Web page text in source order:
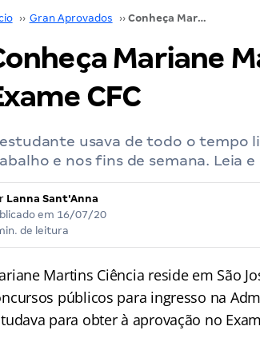
›› Gran Aprovados ›› Conheça Mariane Martins aprovada no Exame CFC
Mariane
CFC
usava de todo o tempo
e nos fins de semana. Leia
Lanna Sant'Anna
em 16/07/20
de leitura
Martins Ciência reside em São
públicos para ingresso na
para obter à aprovação no